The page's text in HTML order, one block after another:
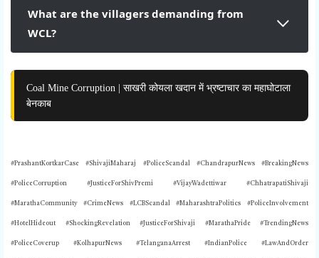
What are the villagers demanding from
WCL?
Coal Mine Corruption | साखरी कोयला खदान में भ्रष्टाचार का महाघोटाला
बेनकाब
#PrashantKortkarCase #ShivajiMaharaj #PoliceScandal #ChandrapurNews #BreakingNews
#PoliceCorruption #JusticeForShivPremi #VijayWadettiwar #ChhatrapatiShivaji
#MarathaCommunity #CrimeNews #LCBScandal #MaharashtraPolitics #PoliceInvolvement
#HotelHideout #ShockingRevelation #JusticeForShivaji #MarathaPride #TrendingNews
#PoliceCoverup #KolhapurNews #TelanganaArrest #IndianPolice #LawAndOrder